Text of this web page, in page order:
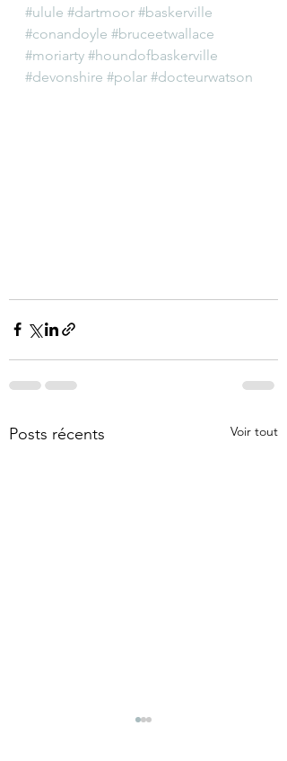
#ulule #dartmoor #baskerville
#conandoyle #bruceetwallace
#moriarty #houndofbaskerville
#devonshire #polar #docteurwatson
Posts récents Voir tout